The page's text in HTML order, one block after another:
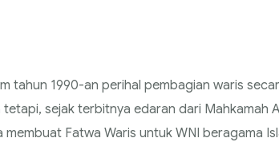
tahun 1990-an perihal pembagian waris
tetapi, sejak terbitnya edaran dari Mahkamah
membuat Fatwa Waris untuk WNI beragama